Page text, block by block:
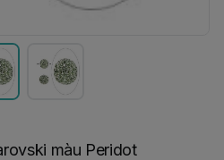
màu Peridot